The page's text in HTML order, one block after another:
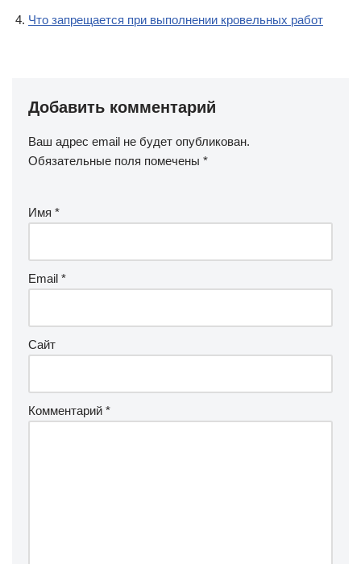
Что запрещается при выполнении кровельных работ
Добавить комментарий
Ваш адрес email не будет опубликован.
Обязательные поля помечены *
Имя *
Email *
Сайт
Комментарий *